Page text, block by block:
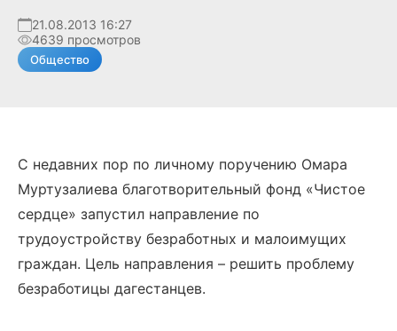
21.08.2013 16:27
4639 просмотров
Общество
С недавних пор по личному поручению Омара
Муртузалиева благотворительный фонд «Чистое
сердце» запустил направление по
трудоустройству безработных и малоимущих
граждан. Цель направления – решить проблему
безработицы дагестанцев.